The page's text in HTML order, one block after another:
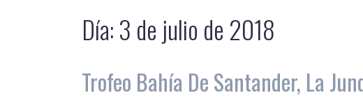
Día:3 de julio de 2018
Trofeo Bahía De Santander, La